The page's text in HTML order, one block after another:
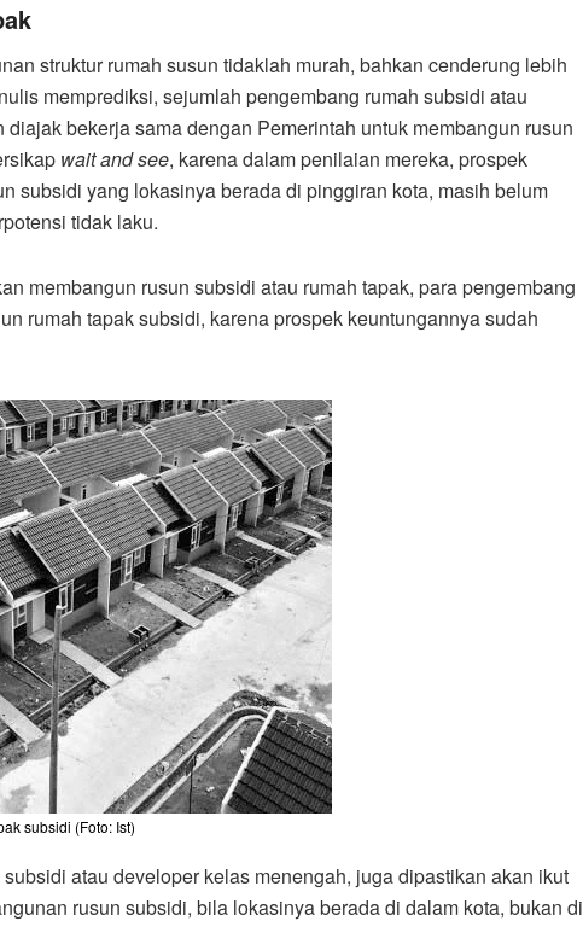
struktur rumah susun tidaklah murah, bahkan cenderung lebih
memprediksi, sejumlah pengembang rumah subsidi atau
bekerja sama dengan Pemerintah untuk membangun rusun
wait and see, karena dalam penilaian mereka, prospek
subsidi yang lokasinya berada di pinggiran kota, masih belum
tidak laku.
membangun rusun subsidi atau rumah tapak, para pengembang
rumah tapak subsidi, karena prospek keuntungannya sudah
subsidi (Foto: Ist)
atau developer kelas menengah, juga dipastikan akan ikut
rusun subsidi, bila lokasinya berada di dalam kota, bukan di